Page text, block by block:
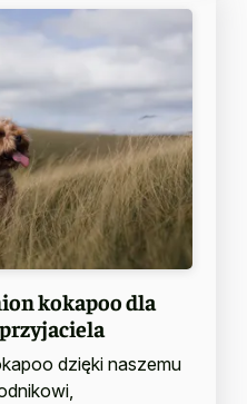
kokapoo dla
dzięki naszemu